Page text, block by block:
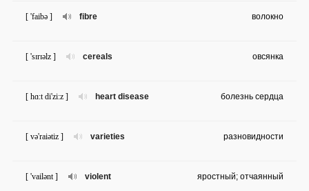
fibre
[ 'faibə ] волокно
cereals
[ 'sɪrɪəlz ] овсянка
heart disease
[ hɑ:t di'zi:z ] болезнь сердца
varieties
[ və'raiətiz ] разновидности
violent
[ 'vailənt ] яростный; отчаянный